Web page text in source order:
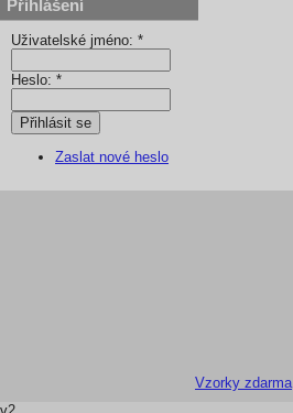
Přihlášení
Uživatelské jméno: *
Heslo: *
Zaslat nové heslo
Vzorky zdarma